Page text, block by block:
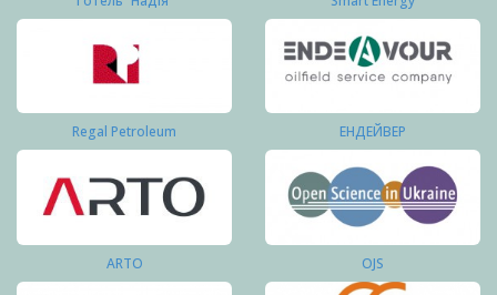
Regal Petroleum ЕНДЕЙВЕР
ARTO OJS